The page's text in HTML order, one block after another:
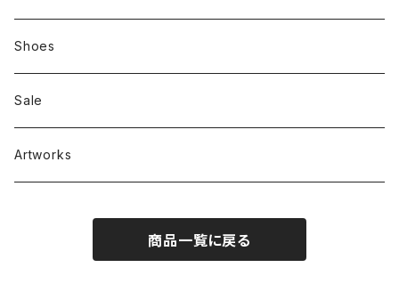
Zine、Other
Sweatshirts
Bag & Accessories
Mixcd
RC SLUM / ROYALTY CLUB
雑貨
Shoes
Sale
Artworks
商品一覧に戻る